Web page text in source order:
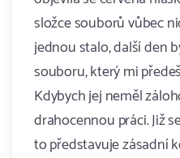
složce souborů vůbec
jednou stalo, další den
souboru, který mi
Kdybych jej neměl
drahocennou práci. Již
to představuje zásadní